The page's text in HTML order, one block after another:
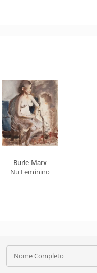
Burle Marx
Nu Feminino
Nome Completo